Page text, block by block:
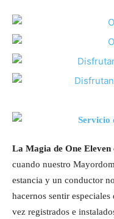
La Magia de One
cuando nuestro
estancia y un conductor
hacernos sentir
vez registrados e